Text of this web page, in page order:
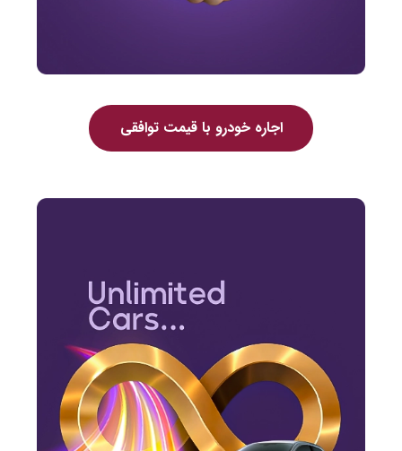
اجاره خودرو با قیمت توافقی